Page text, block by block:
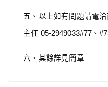
五、以上如有問題請電
主任 05-2949033#77 、
六、其餘詳見簡章